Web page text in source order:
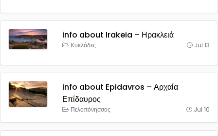
info about Irakeia – Ηρακλειά
Κυκλάδες Jul 13
info about Epidavros – Αρχαία
Επίδαυρος
Πελοπόνησσος Jul 10